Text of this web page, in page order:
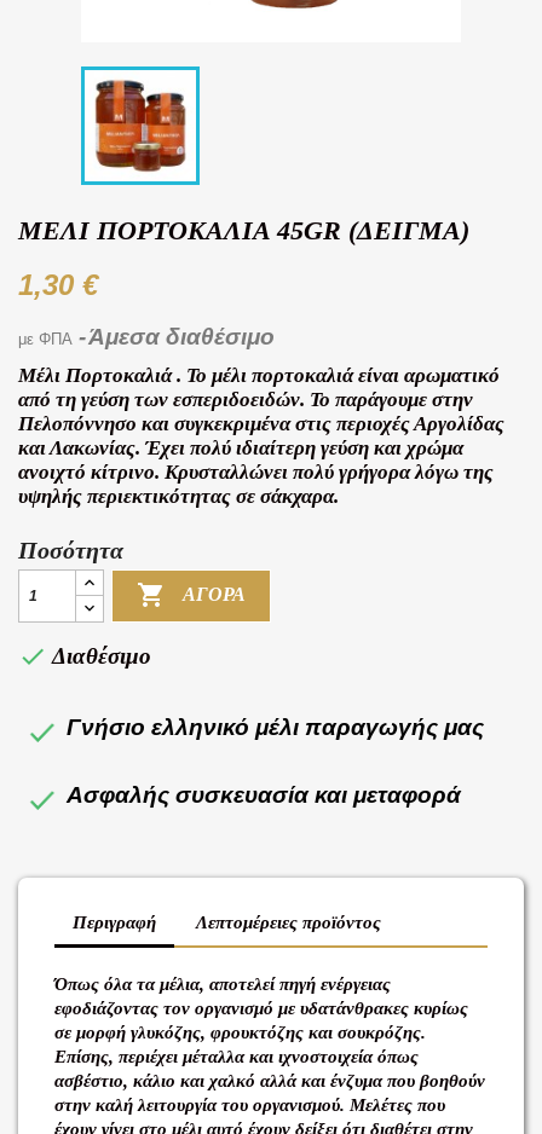
ΜΈΛΙ ΠΟΡΤΟΚΑΛΙΆ 45GR (ΔΕΙΓΜΑ)
1,30 €
με ΦΠΑ Άμεσα διαθέσιμο
Μέλι Πορτοκαλιά . Το μέλι πορτοκαλιά είναι αρωματικό
από τη γεύση των εσπεριδοειδών. Το παράγουμε στην
Πελοπόννησο και συγκεκριμένα στις περιοχές Αργολίδας
και Λακωνίας. Έχει πολύ ιδιαίτερη γεύση και χρώμα
ανοιχτό κίτρινο. Κρυσταλλώνει πολύ γρήγορα λόγω της
υψηλής περιεκτικότητας σε σάκχαρα.
Ποσότητα
 ΑΓΟΡΆ
 Διαθέσιμο
Γνήσιο ελληνικό μέλι παραγωγής μας
Ασφαλής συσκευασία και μεταφορά
Περιγραφή Λεπτομέρειες προϊόντος
Όπως όλα τα μέλια, αποτελεί πηγή ενέργειας
εφοδιάζοντας τον οργανισμό με υδατάνθρακες κυρίως
σε μορφή γλυκόζης, φρουκτόζης και σουκρόζης.
Επίσης, περιέχει μέταλλα και ιχνοστοιχεία όπως
ασβέστιο, κάλιο και χαλκό αλλά και ένζυμα που βοηθούν
στην καλή λειτουργία του οργανισμού. Μελέτες που
έχουν γίνει στο μέλι αυτό έχουν δείξει ότι διαθέτει στην